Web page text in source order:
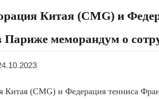
Китая (CMG) и
Париже меморандум о
Китая (CMG) и Федерация тенниса